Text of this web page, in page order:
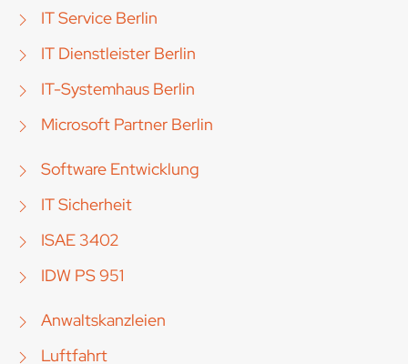
IT Service Berlin
IT Dienstleister Berlin
IT-Systemhaus Berlin
Microsoft Partner Berlin
Software Entwicklung
IT Sicherheit
ISAE 3402
IDW PS 951
Anwaltskanzleien
Luftfahrt